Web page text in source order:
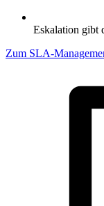
Eskalation gibt
Zum SLA-